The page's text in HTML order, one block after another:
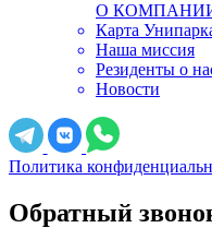
О
Карта
Наша миссия
Резиденты о
Новости
Политика
Обратный